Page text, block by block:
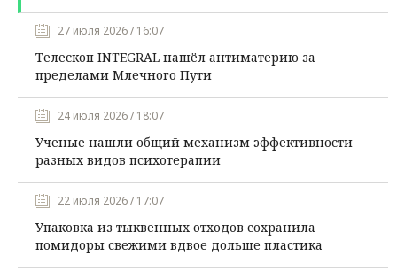
27 июля 2026 / 16:07
Телескоп INTEGRAL нашёл антиматерию за
пределами Млечного Пути
24 июля 2026 / 18:07
Ученые нашли общий механизм эффективности
разных видов психотерапии
22 июля 2026 / 17:07
Упаковка из тыквенных отходов сохранила
помидоры свежими вдвое дольше пластика